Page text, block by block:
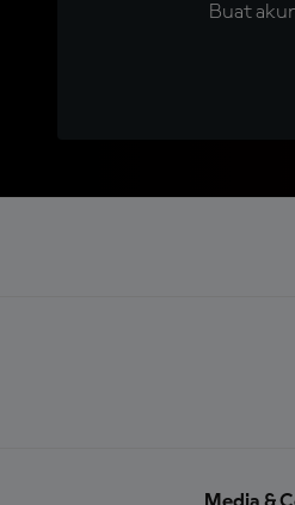
Buat